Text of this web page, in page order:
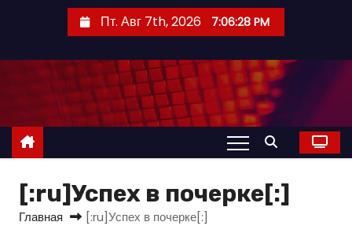
к
Пт. Авг 7th, 2026 7:06:28 PM
[:ru]Успех в почерке[:]
Главная [:ru]Успех в почерке[:]